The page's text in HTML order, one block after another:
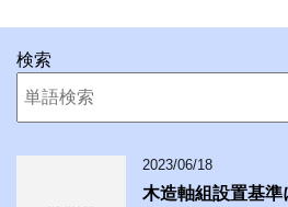
検索
2023/06/18
木造軸組設置基